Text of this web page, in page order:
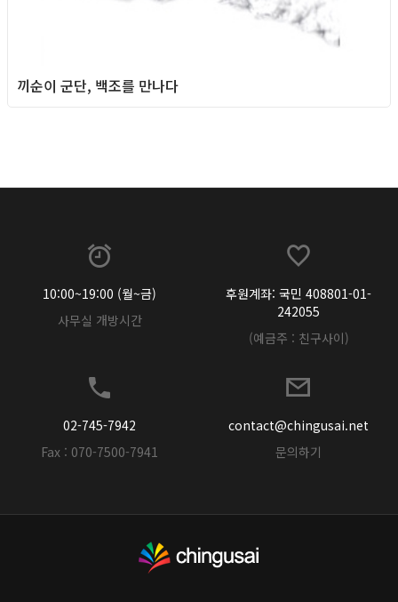
끼순이 군단, 백조를 만나다
10:00~19:00 (월~금)
사무실 개방시간
후원계좌: 국민 408801-01-
242055
(예금주 : 친구사이)
02-745-7942
Fax : 070-7500-7941
contact@chingusai.net
문의하기